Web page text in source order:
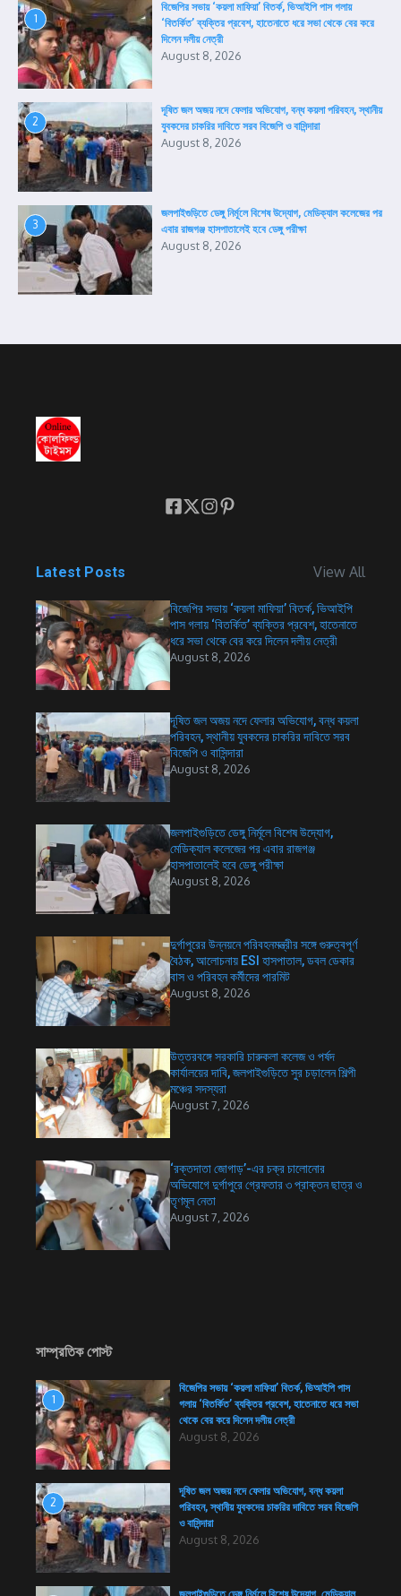
1
বিজেপির সভায় ‘কয়লা মাফিয়া’ বিতর্ক, ভিআইপি পাস গলায়
‘বিতর্কিত’ ব্যক্তির প্রবেশ, হাতেনাতে ধরে সভা থেকে বের করে
দিলেন দলীয় নেত্রী
August 8, 2026
2
দূষিত জল অজয় নদে ফেলার অভিযোগ, বন্ধ কয়লা পরিবহন, স্থানীয়
যুবকদের চাকরির দাবিতে সরব বিজেপি ও বাসিন্দারা
August 8, 2026
3
জলপাইগুড়িতে ডেঙ্গু নির্মূলে বিশেষ উদ্যোগ, মেডিক্যাল কলেজের পর
এবার রাজগঞ্জ হাসপাতালেই হবে ডেঙ্গু পরীক্ষা
August 8, 2026
Latest Posts View All
বিজেপির সভায় ‘কয়লা মাফিয়া’ বিতর্ক, ভিআইপি
পাস গলায় ‘বিতর্কিত’ ব্যক্তির প্রবেশ, হাতেনাতে
ধরে সভা থেকে বের করে দিলেন দলীয় নেত্রী
August 8, 2026
দূষিত জল অজয় নদে ফেলার অভিযোগ, বন্ধ কয়লা
পরিবহন, স্থানীয় যুবকদের চাকরির দাবিতে সরব
বিজেপি ও বাসিন্দারা
August 8, 2026
জলপাইগুড়িতে ডেঙ্গু নির্মূলে বিশেষ উদ্যোগ,
মেডিক্যাল কলেজের পর এবার রাজগঞ্জ
হাসপাতালেই হবে ডেঙ্গু পরীক্ষা
August 8, 2026
দুর্গাপুরের উন্নয়নে পরিবহনমন্ত্রীর সঙ্গে গুরুত্বপূর্ণ
বৈঠক, আলোচনায় ESI হাসপাতাল, ডবল ডেকার
বাস ও পরিবহন কর্মীদের পারমিট
August 8, 2026
উত্তরবঙ্গে সরকারি চারুকলা কলেজ ও পর্ষদ
কার্যালয়ের দাবি, জলপাইগুড়িতে সুর চড়ালেন শিল্পী
মঞ্চের সদস্যরা
August 7, 2026
‘রক্তদাতা জোগাড়’-এর চক্র চালোনোর
অভিযোগে দুর্গাপুরে গ্রেফতার ৩ প্রাক্তন ছাত্র ও
তৃণমূল নেতা
August 7, 2026
সাম্প্রতিক পোস্ট
1
বিজেপির সভায় ‘কয়লা মাফিয়া’ বিতর্ক, ভিআইপি পাস
গলায় ‘বিতর্কিত’ ব্যক্তির প্রবেশ, হাতেনাতে ধরে সভা
থেকে বের করে দিলেন দলীয় নেত্রী
August 8, 2026
2
দূষিত জল অজয় নদে ফেলার অভিযোগ, বন্ধ কয়লা
পরিবহন, স্থানীয় যুবকদের চাকরির দাবিতে সরব বিজেপি
ও বাসিন্দারা
August 8, 2026